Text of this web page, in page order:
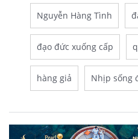
Nguyễn Hàng Tình
đạo đức xuống cấp
hàng giả Nhịp sống